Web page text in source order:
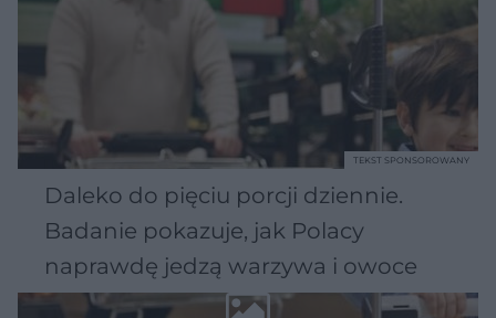
Daleko do pięciu porcji dziennie.
Badanie pokazuje, jak Polacy
naprawdę jedzą warzywa i owoce
TEKST SPONSOROWANY